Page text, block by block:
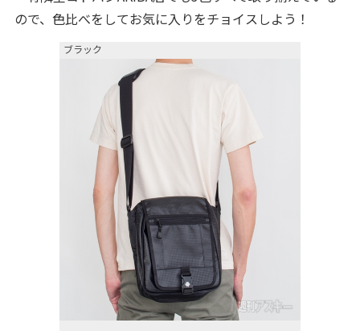
ので、色比べをしてお気に入りをチョイスしよう！
ブラック